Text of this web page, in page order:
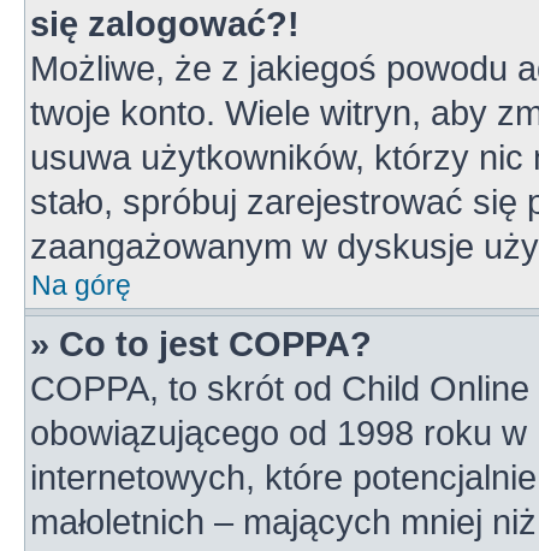
się zalogować?!
Możliwe, że z jakiegoś powodu
twoje konto. Wiele witryn, aby
usuwa użytkowników, którzy
stało, spróbuj zarejestrować
zaangażowanym w dyskusje
Na górę
» Co to jest COPPA?
COPPA, to skrót od Child
obowiązującego od 1998 roku w
internetowych, które
małoletnich – mających mniej